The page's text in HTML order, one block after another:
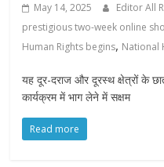
May 14, 2025 Editor All
prestigious two-week online
Human Rights begins, National
यह दूर-दराज और दूरस्थ क्षेत्रों के
कार्यक्रम में भाग लेने में सक्षम
Read more